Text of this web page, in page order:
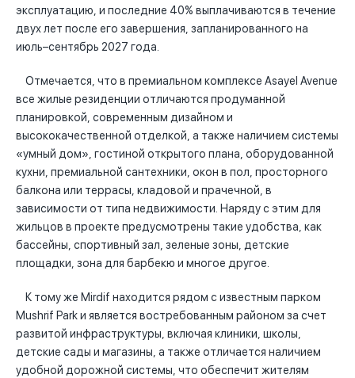
эксплуатацию, и последние 40% выплачиваются в течение
двух лет после его завершения, запланированного на
июль–сентябрь 2027 года.
Отмечается, что в премиальном комплексе Asayel Avenue
все жилые резиденции отличаются продуманной
планировкой, современным дизайном и
высококачественной отделкой, а также наличием системы
«умный дом», гостиной открытого плана, оборудованной
кухни, премиальной сантехники, окон в пол, просторного
балкона или террасы, кладовой и прачечной, в
зависимости от типа недвижимости. Наряду с этим для
жильцов в проекте предусмотрены такие удобства, как
бассейны, спортивный зал, зеленые зоны, детские
площадки, зона для барбекю и многое другое.
К тому же Mirdif находится рядом с известным парком
Mushrif Park и является востребованным районом за счет
развитой инфраструктуры, включая клиники, школы,
детские сады и магазины, а также отличается наличием
удобной дорожной системы, что обеспечит жителям